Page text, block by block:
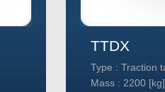
TTDX
Type : Traction
Mass : 2200 [kg]